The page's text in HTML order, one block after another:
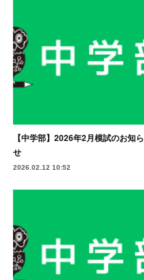
【中学部】2026年2月模試のお知ら
せ
2026.02.12 10:52